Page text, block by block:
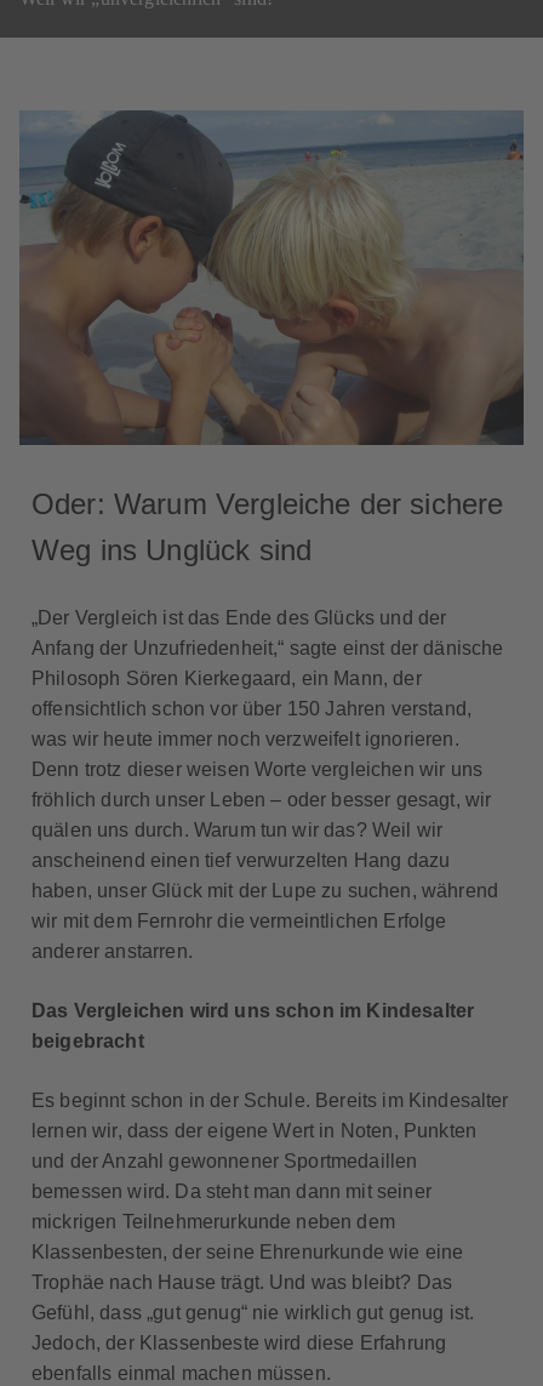
Oder: Warum Vergleiche der sichere
Weg ins Unglück sind
„Der Vergleich ist das Ende des Glücks und der
Anfang der Unzufriedenheit,“ sagte einst der dänische
Philosoph Sören Kierkegaard, ein Mann, der
offensichtlich schon vor über 150 Jahren verstand,
was wir heute immer noch verzweifelt ignorieren.
Denn trotz dieser weisen Worte vergleichen wir uns
fröhlich durch unser Leben – oder besser gesagt, wir
quälen uns durch. Warum tun wir das? Weil wir
anscheinend einen tief verwurzelten Hang dazu
haben, unser Glück mit der Lupe zu suchen, während
wir mit dem Fernrohr die vermeintlichen Erfolge
anderer anstarren.
Das Vergleichen wird uns schon im Kindesalter
beigebracht
Es beginnt schon in der Schule. Bereits im Kindesalter
lernen wir, dass der eigene Wert in Noten, Punkten
und der Anzahl gewonnener Sportmedaillen
bemessen wird. Da steht man dann mit seiner
mickrigen Teilnehmerurkunde neben dem
Klassenbesten, der seine Ehrenurkunde wie eine
Trophäe nach Hause trägt. Und was bleibt? Das
Gefühl, dass „gut genug“ nie wirklich gut genug ist.
Jedoch, der Klassenbeste wird diese Erfahrung
ebenfalls einmal machen müssen.